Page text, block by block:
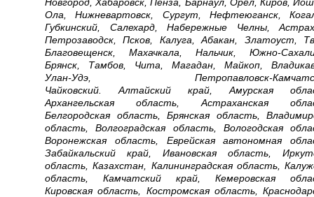
Ола,Нижневартовск, Сургут, Нефтеюганск,
Губкинский, Салехард, Набережные Челны,
Петрозаводск, Псков, Калуга, Абакан, Златоуст,
Благовещенск, Махачкала, Нальчик, Южно-
Брянск, Тамбов, Чита, Магадан, Майкоп,
Улан-Удэ, Петропавловск-
Чайковский. Алтайский край, Амурская
Архангельская область, Астраханская
Белгородская область, Брянская область,
область, Волгоградская область, Вологодская
Воронежская область, Еврейская автономная
Забайкальский край, Ивановская область,
область, Казахстан, Калининградская область,
область, Камчатский край, Кемеровская
Кировская область, Костромская область,